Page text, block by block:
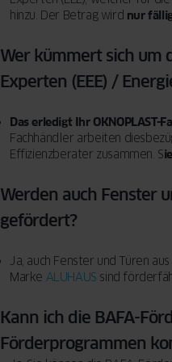
hinzu. Der Betrag wird nur
Wer kümmert sich um
Experten (EEE) /
Das erledigt Ihr OKNOPLAST-
Fachhändler arbeiten
Effizienzberater zusammen. S
Werden auch Fenster
gefördert?
Ja, auch Fenster und Türen
Marke ALUHAUS sind
Kann ich die BAFA-
Förderprogrammen